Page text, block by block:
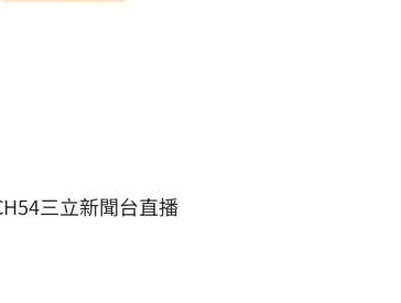
三立新聞台直播